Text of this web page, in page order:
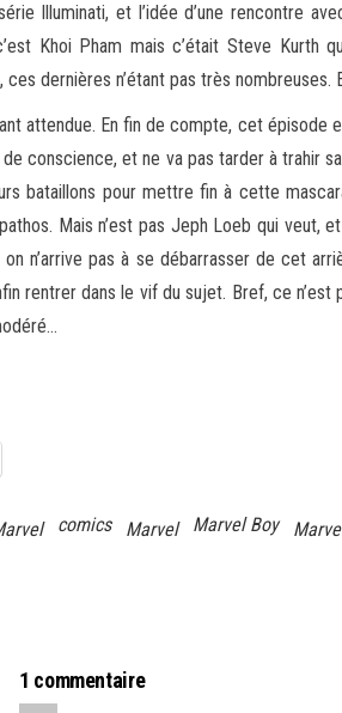
Illuminati, et l’idée d’une rencontre
Khoi Pham mais c’était Steve Kurth
dernières n’étant pas très nombreuses.
attendue. En fin de compte, cet
conscience, et ne va pas tarder à trahir
bataillons pour mettre fin à cette
Mais n’est pas Jeph Loeb qui
n’arrive pas à se débarrasser de cet
rentrer dans le vif du sujet. Bref, ce
comics Marvel Marvel Boy
1 commentaire